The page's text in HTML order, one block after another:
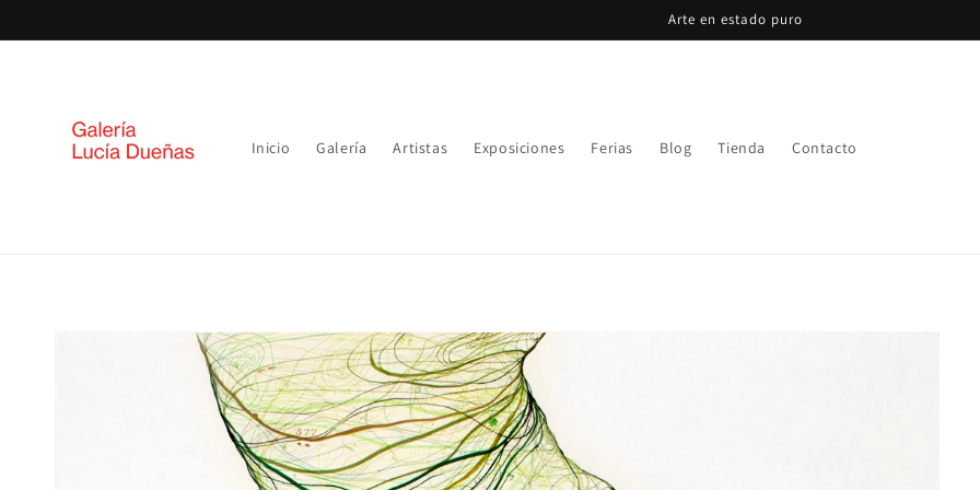
al contenido
Arte en estado puro
Inicio Galería Artistas Exposiciones Ferias Blog Tienda Contacto